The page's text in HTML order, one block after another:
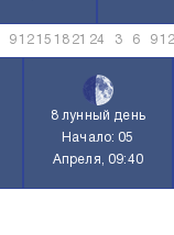
91215 18 21 24 3 6 912
8 лунный день
Начало: 05
Апреля, 09:40